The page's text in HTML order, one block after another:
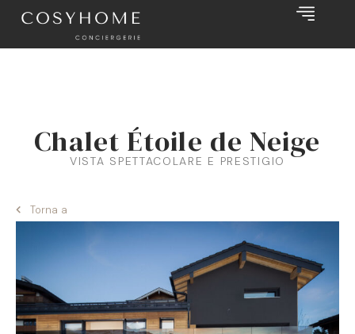
Chalet Étoile de Neige
VISTA SPETTACOLARE E PRESTIGIO
Torna a